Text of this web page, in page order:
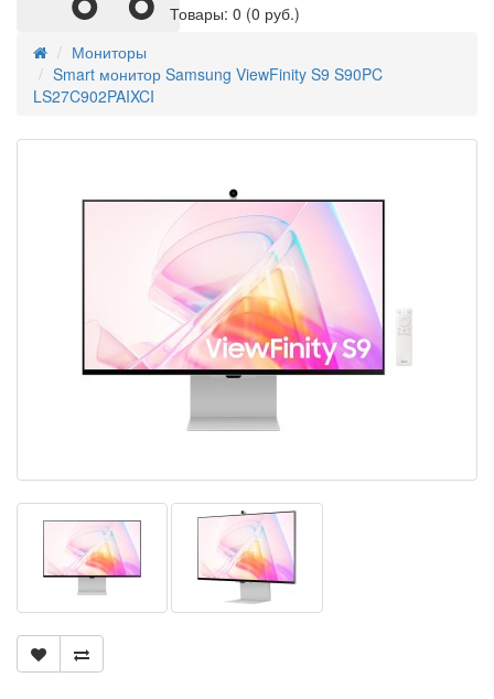
Товары: 0 (0 руб.)
Мониторы
Smart монитор Samsung ViewFinity S9 S90PC
LS27C902PAIXCI